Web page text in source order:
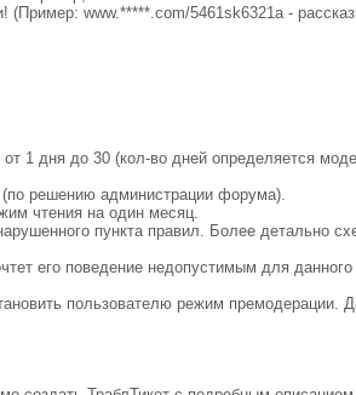
(Пример: www.*****.com/5461sk6321а -
1 дня до 30 (кол-во дней определяется
решению администрации форума).
чтения на один месяц.
пункта правил. Более детально
его поведение недопустимым для
пользователю режим премодерации.